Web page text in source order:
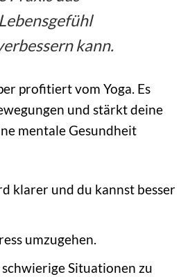
kann.
profitiert vom Yoga. Es
und stärkt deine
mentale Gesundheit
klarer und du kannst besser
umzugehen.
Situationen zu